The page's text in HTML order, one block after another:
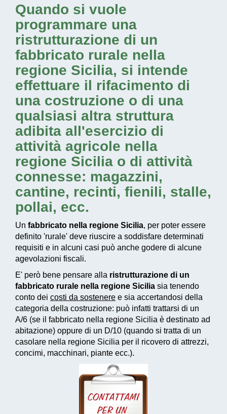
Quando si vuole
programmare una
ristrutturazione di un
fabbricato rurale nella
regione Sicilia, si intende
effettuare il rifacimento di
una costruzione o di una
qualsiasi altra struttura
adibita all'esercizio di
attività agricole nella
regione Sicilia o di attività
connesse: magazzini,
cantine, recinti, fienili, stalle,
pollai, ecc.
Un fabbricato nella regione Sicilia, per poter essere
definito 'rurale' deve riuscire a soddisfare determinati
requisiti e in alcuni casi può anche godere di alcune
agevolazioni fiscali.
E' però bene pensare alla ristrutturazione di un
fabbricato rurale nella regione Sicilia sia tenendo
conto dei costi da sostenere e sia accertandosi della
categoria della costruzione: può infatti trattarsi di un
A/6 (se il fabbricato nella regione Sicilia è destinato ad
abitazione) oppure di un D/10 (quando si tratta di un
casolare nella regione Sicilia per il ricovero di attrezzi,
concimi, macchinari, piante ecc.).